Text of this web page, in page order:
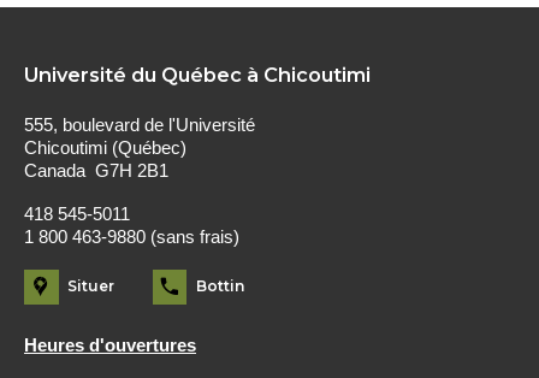
Université du Québec à Chicoutimi
555, boulevard de l'Université
Chicoutimi (Québec)
Canada G7H 2B1
418 545-5011
1 800 463-9880 (sans frais)
Situer Bottin
Heures d'ouvertures